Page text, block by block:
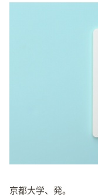
京都大学、発。